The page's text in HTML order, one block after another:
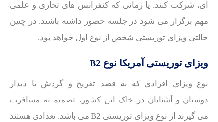
ای، شرکت کنند. یا زمانی که کنفرانس های تجاری و علمی
مهم برگزار می شود در جلسه حضور داشته باشند. در چنین
حالتی ویزای توریستی شخص از نوع اول خواهد بود.
ویزای توریستی آمریکا نوع B2
نوع ویزای افرادی که به قصد تفریح و گردش یا دیدار
دوستان و آشنایان در خاک این کشور، تصمیم به مسافرت
می گیرند از نوع ویزای توریستی B2 می باشد. تعدادی هستند